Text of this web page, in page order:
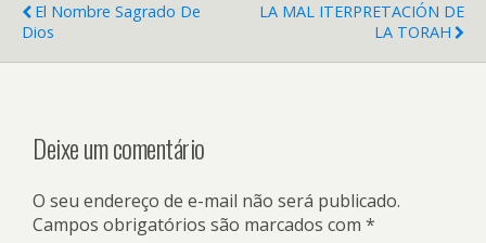
El Nombre Sagrado De
Dios
LA MAL ITERPRETACIÓN DE
LA TORAH
Deixe um comentário
O seu endereço de e-mail não será publicado.
Campos obrigatórios são marcados com *